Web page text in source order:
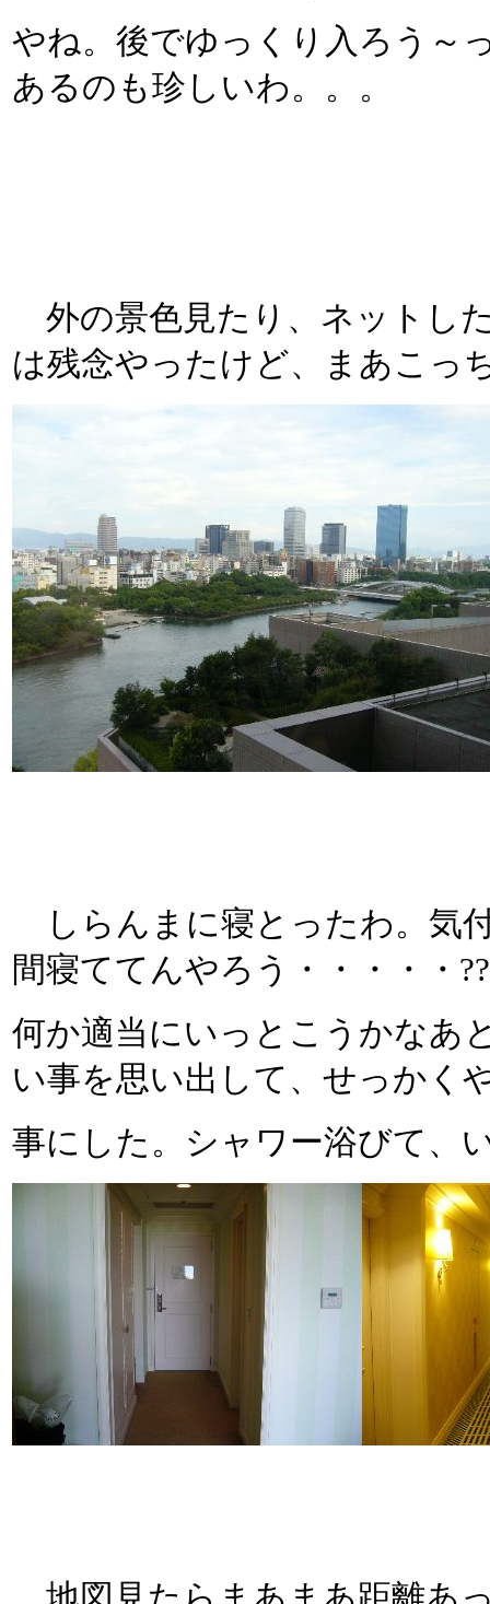
やね。後でゆっくり入ろう～
あるのも珍しいわ。。。
外の景色見たり、ネットし
は残念やったけど、まあこっ
しらんまに寝とったわ。気
間寝ててんやろう・・・・・
何か適当にいっとこうかなあ
い事を思い出して、せっかく
事にした。シャワー浴びて、